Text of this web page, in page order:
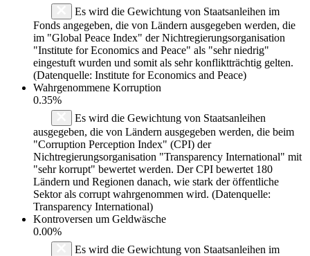
Es wird die Gewichtung von Staatsanleihen im
Fonds angegeben, die von Ländern ausgegeben werden, die
im "Global Peace Index" der Nichtregierungsorganisation
"Institute for Economics and Peace" als "sehr niedrig"
eingestuft wurden und somit als sehr konfliktträchtig gelten.
(Datenquelle: Institute for Economics and Peace)
Wahrgenommene Korruption
0.35%
Es wird die Gewichtung von Staatsanleihen
ausgegeben, die von Ländern ausgegeben werden, die beim
"Corruption Perception Index" (CPI) der
Nichtregierungsorganisation "Transparency International" mit
"sehr korrupt" bewertet werden. Der CPI bewertet 180
Ländern und Regionen danach, wie stark der öffentliche
Sektor als corrupt wahrgenommen wird. (Datenquelle:
Transparency International)
Kontroversen um Geldwäsche
0.00%
Es wird die Gewichtung von Staatsanleihen im